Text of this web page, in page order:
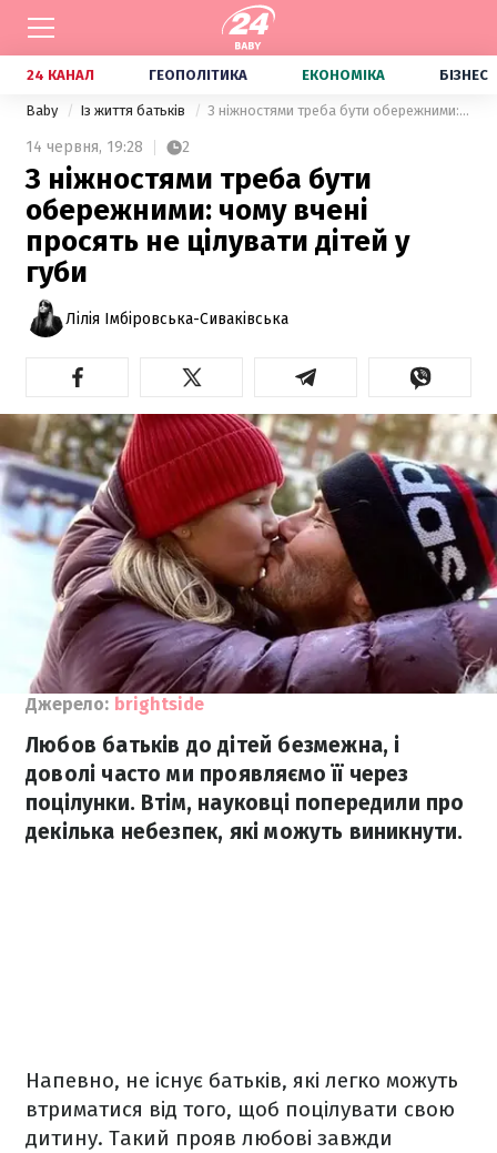
24 КАНАЛ ГЕОПОЛІТИКА ЕКОНОМІКА БІЗНЕС
Baby Із життя батьків З ніжностями треба бути обережними: чому вчені просять не цілувати дітей у губи
14 червня, 19:28 2
З ніжностями треба бути
обережними: чому вчені
просять не цілувати дітей у
губи
Лілія Імбіровська-Сиваківська
Джерело: brightside
Любов батьків до дітей безмежна, і
доволі часто ми проявляємо її через
поцілунки. Втім, науковці попередили про
декілька небезпек, які можуть виникнути.
Напевно, не існує батьків, які легко можуть
втриматися від того, щоб поцілувати свою
дитину. Такий прояв любові завжди